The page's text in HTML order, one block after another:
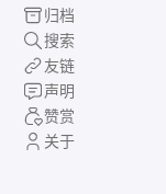
归档
搜索
友链
声明
赞赏
关于